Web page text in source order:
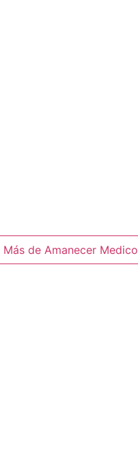
Más de Amanecer Medico